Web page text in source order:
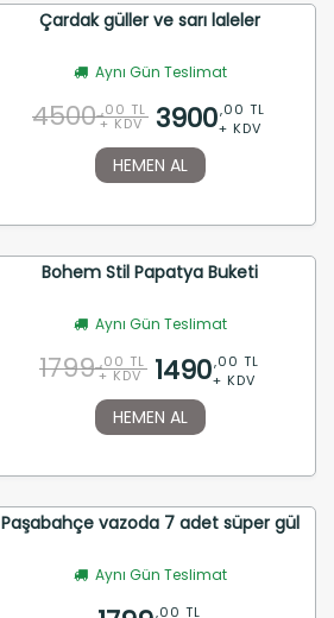
Çardak güller ve sarı laleler
Aynı Gün Teslimat
4500 ,00 TL
+ KDV 3900,00 TL
+ KDV
HEMEN AL
Bohem Stil Papatya Buketi
Aynı Gün Teslimat
1799 ,00 TL
+ KDV 1490,00 TL
+ KDV
HEMEN AL
Paşabahçe vazoda 7 adet süper gül
Aynı Gün Teslimat
,00 TL